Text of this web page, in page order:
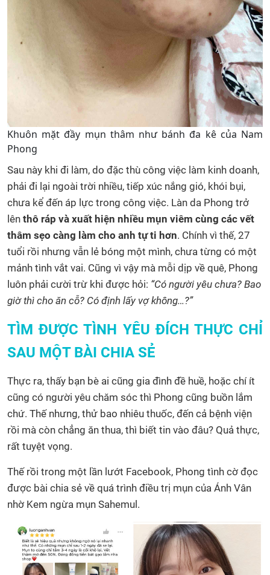
Khuôn mặt đầy mụn thâm như bánh đa kê của Nam
Phong
Sau này khi đi làm, do đặc thù công việc làm kinh doanh,
phải đi lại ngoài trời nhiều, tiếp xúc nắng gió, khói bụi,
chưa kể đến áp lực trong công việc. Làn da Phong trở
lên thô ráp và xuất hiện nhiều mụn viêm cùng các vết
thâm sẹo càng làm cho anh tự ti hơn. Chính vì thế, 27
tuổi rồi nhưng vẫn lẻ bóng một mình, chưa từng có một
mảnh tình vắt vai. Cũng vì vậy mà mỗi dịp về quê, Phong
luôn phải cười trừ khi được hỏi: “Có người yêu chưa? Bao
giờ thì cho ăn cỗ? Có định lấy vợ không…?”
TÌM ĐƯỢC TÌNH YÊU ĐÍCH THỰC CHỈ
SAU MỘT BÀI CHIA SẺ
Thực ra, thấy bạn bè ai cũng gia đình đề huề, hoặc chí ít
cũng có người yêu chăm sóc thì Phong cũng buồn lắm
chứ. Thế nhưng, thử bao nhiêu thuốc, đến cả bệnh viện
rồi mà còn chẳng ăn thua, thì biết tin vào đâu? Quả thực,
rất tuyệt vọng.
Thế rồi trong một lần lướt Facebook, Phong tình cờ đọc
được bài chia sẻ về quá trình điều trị mụn của Ánh Vân
nhờ Kem ngừa mụn Sahemul.